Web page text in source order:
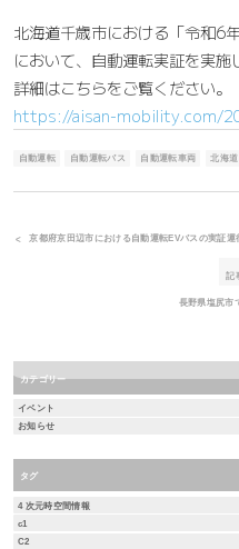
北海道千歳市における「令和6
において、自動運転実証を実施
詳細はこちらをご覧ください。
https://aisan-mobility.com/
自動運転 自動運転バス 自動運転車両 北海道
京都府京田辺市における自動運転EVバスの実証運
記
長野県塩尻市
カテゴリー
イベント
お知らせ
タグ
4 次元時空間情報
c1
C2